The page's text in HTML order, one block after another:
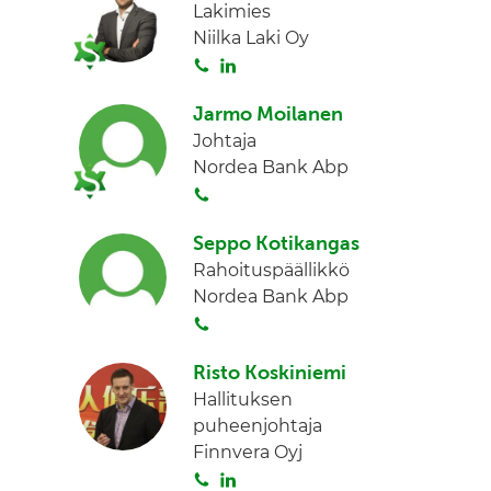
Lakimies
Niilka Laki Oy
S
i
t
a
n
k
e
n
Jarmo Moilanen
Johtaja
Nordea Bank Abp
i
t
a
Seppo Kotikangas
Rahoituspäällikkö
Nordea Bank Abp
i
t
a
Risto Koskiniemi
Hallituksen
puheenjohtaja
Finnvera Oyj
S